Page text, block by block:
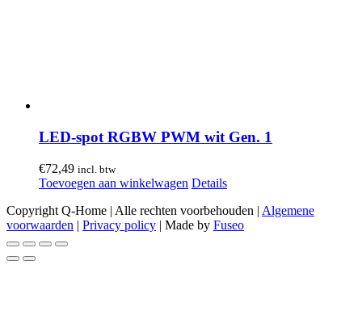
LED-spot RGBW PWM wit Gen. 1
€72,49 incl. btw
Toevoegen aan winkelwagen Details
Copyright Q-Home | Alle rechten voorbehouden | Algemene
voorwaarden | Privacy policy | Made by Fuseo